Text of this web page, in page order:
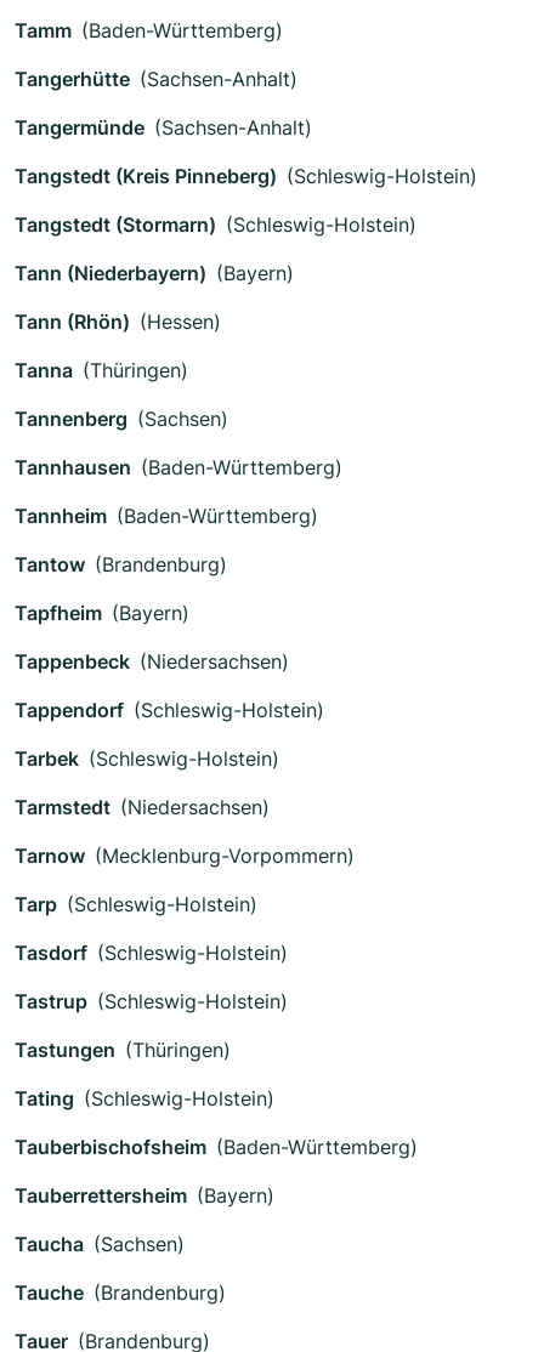
Tamm (Baden-Württemberg)
Tangerhütte (Sachsen-Anhalt)
Tangermünde (Sachsen-Anhalt)
Tangstedt (Kreis Pinneberg) (Schleswig-Holstein)
Tangstedt (Stormarn) (Schleswig-Holstein)
Tann (Niederbayern) (Bayern)
Tann (Rhön) (Hessen)
Tanna (Thüringen)
Tannenberg (Sachsen)
Tannhausen (Baden-Württemberg)
Tannheim (Baden-Württemberg)
Tantow (Brandenburg)
Tapfheim (Bayern)
Tappenbeck (Niedersachsen)
Tappendorf (Schleswig-Holstein)
Tarbek (Schleswig-Holstein)
Tarmstedt (Niedersachsen)
Tarnow (Mecklenburg-Vorpommern)
Tarp (Schleswig-Holstein)
Tasdorf (Schleswig-Holstein)
Tastrup (Schleswig-Holstein)
Tastungen (Thüringen)
Tating (Schleswig-Holstein)
Tauberbischofsheim (Baden-Württemberg)
Tauberrettersheim (Bayern)
Taucha (Sachsen)
Tauche (Brandenburg)
Tauer (Brandenburg)